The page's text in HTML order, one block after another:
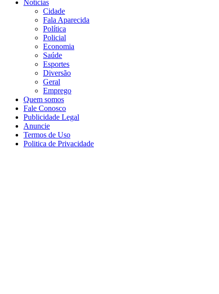
Notícias
Cidade
Fala Aparecida
Política
Policial
Economia
Saúde
Esportes
Diversão
Geral
Emprego
Quem somos
Fale Conosco
Publicidade Legal
Anuncie
Termos de Uso
Politica de Privacidade